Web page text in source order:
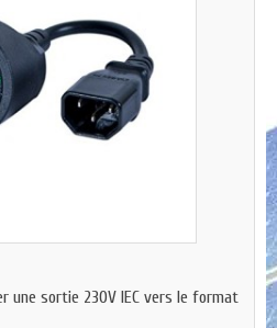
une sortie 230V IEC vers le format